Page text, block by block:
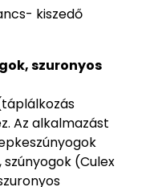
kiszedő
szuronyos
Az alkalmazást
(Culex